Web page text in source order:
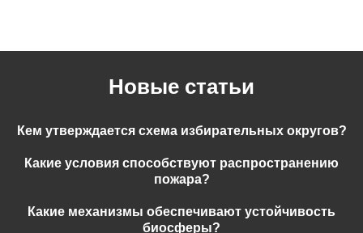
Новые статьи
Кем утверждается схема избирательных округов?
Какие условия способствуют распространению
пожара?
Какие механизмы обеспечивают устойчивость
биосферы?